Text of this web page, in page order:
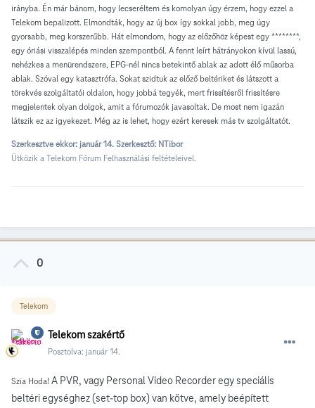
irányba. Én már bánom, hogy lecseréltem és komolyan úgy érzem, hogy ezzel a
Telekom bepalizott. Elmondták, hogy az új box így sokkal jobb, meg úgy
gyorsabb, meg korszerűbb. Hát elmondom, hogy az előzőhöz képest egy ********,
egy óriási visszalépés minden szempontból. A fennt leírt hátrányokon kívül lassú,
nehézkes a menürendszere, EPG-nél nincs betekintő ablak az adott élő műsorba
ablak. Szóval egy katasztrófa. Sokat szidtuk az előző beltériket és látszott a
törekvés szolgáltatói oldalon, hogy jobbá tegyék, mert frissítésről frissítésre
megjelentek olyan dolgok, amit a fórumozók javasoltak. De most nem igazán
látszik ez az igyekezet. Még az is lehet, hogy ezért keresek más tv szolgáltatót.
Szerkesztve ekkor: január 14. Szerkesztő: NTibor
Ütközik a Telekom Fórum Felhasználási feltételeivel.
0
Telekom
Telekom szakértő
Posztolva: január 14.
Szia Hoda! A PVR, vagy Personal Video Recorderegy speciális
beltéri egységhez (set-top box) van kötve, amely beépített